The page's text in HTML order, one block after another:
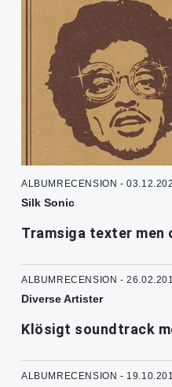
ALBUMRECENSION -
Silk Sonic
Tramsiga texter men
ALBUMRECENSION -
Diverse Artister
Klösigt soundtrack
ALBUMRECENSION -